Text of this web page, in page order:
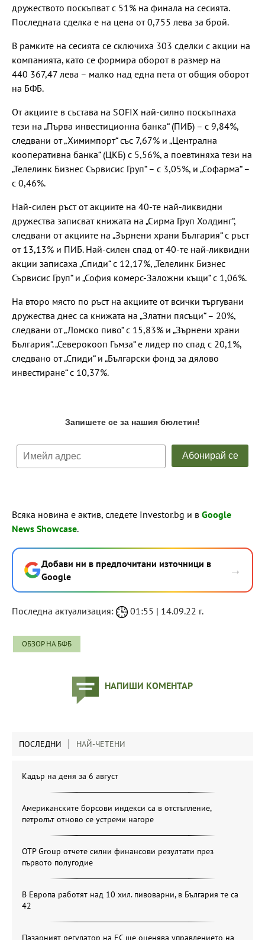
дружеството поскъпват с 51% на финала на сесията.
Последната сделка е на цена от 0,755 лева за брой.
В рамките на сесията се сключиха 303 сделки с акции на
компанията, като се формира оборот в размер на
440 367,47 лева – малко над една пета от общия оборот
на БФБ.
От акциите в състава на SOFIX най-силно поскъпнаха
тези на „Първа инвестиционна банка“ (ПИБ) – с 9,84%,
следвани от „Химимпорт“ със 7,67% и „Централна
кооперативна банка“ (ЦКБ) с 5,56%, а поевтиняха тези на
„Телелинк Бизнес Сървисис Груп“ – с 3,05%, и „Софарма“ –
с 0,46%.
Най-силен ръст от акциите на 40-те най-ликвидни
дружества записват книжата на „Сирма Груп Холдинг“,
следвани от акциите на „Зърнени храни България“ с ръст
от 13,13% и ПИБ. Най-силен спад от 40-те най-ликвидни
акции записаха „Спиди“ с 12,17%, „Телелинк Бизнес
Сървисис Груп“ и „София комерс-Заложни къщи“ с 1,06%.
На второ място по ръст на акциите от всички търгувани
дружества днес са книжата на „Златни пясъци“ – 20%,
следвани от „Ломско пиво“ с 15,83% и „Зърнени храни
България“. „Северокооп Гъмза“ е лидер по спад с 20,1%,
следвано от „Спиди“ и „Български фонд за дялово
инвестиране“ с 10,37%.
Всяка новина е актив, следете Investor.bg и в Google
News Showcase.
Добави ни в предпочитани източници в
Google
→
Последна актуализация: 01:55 | 14.09.22 г.
ОБЗОР НА БФБ
НАПИШИ КОМЕНТАР
ПОСЛЕДНИ НАЙ-ЧЕТЕНИ
Кадър на деня за 6 август
Американските борсови индекси са в отстъпление,
петролът отново се устреми нагоре
OTP Group отчете силни финансови резултати през
първото полугодие
В Европа работят над 10 хил. пивоварни, в България те са
42
Пазарният регулатор на ЕС ще оценява управлението на